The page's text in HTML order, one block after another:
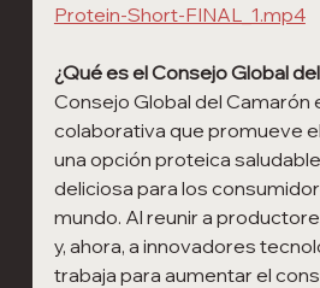
Protein-Short-FINAL_1.mp4
¿Qué es el Consejo Global
Consejo Global del Camarón
colaborativa que promueve
una opción proteica
deliciosa para los
mundo. Al reunir a
y, ahora, a innovadores
trabaja para aumentar el